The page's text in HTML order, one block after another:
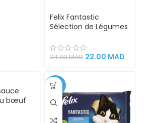
Felix Fantastic
Sélection de Légumes
Chats – 4x85g |
Tendres Morceaux de
Aliment Complet
Riche en Nutriments
Essentiels
34.00MAD 22.00 MAD
bœuf
-35%